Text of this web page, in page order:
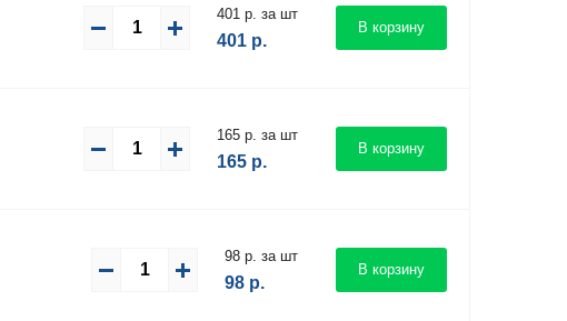
401 р. за шт
401 р.
В корзину
165 р. за шт
165 р.
В корзину
98 р. за шт
98 р.
В корзину